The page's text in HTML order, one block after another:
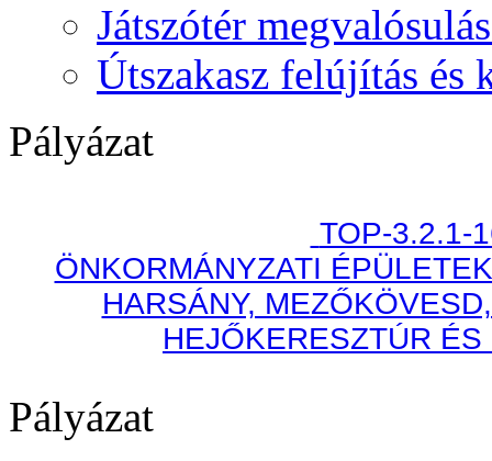
Játszótér
Útszakasz felújítás és
Pályázat
TOP-3.2.1-
ÖNKORMÁNYZATI
HARSÁNY,
HEJŐKERESZTÚR
Pályázat